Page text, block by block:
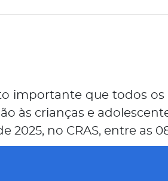
importante que todos
às crianças e
no CRAS, entre as